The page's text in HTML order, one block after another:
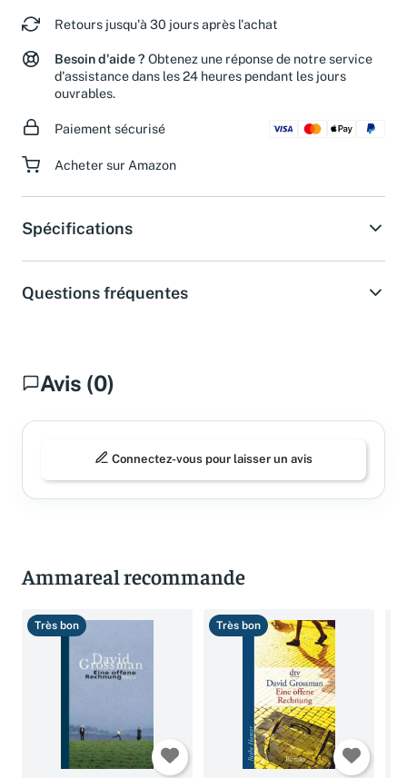
Retours jusqu'à 30 jours après l'achat
Besoin d'aide ? Obtenez une réponse de notre service
d'assistance dans les 24 heures pendant les jours
ouvrables.
Paiement sécurisé
Acheter sur Amazon
Spécifications
Questions fréquentes
Avis (0)
Connectez-vous pour laisser un avis
Ammareal recommande
Très bon Très bon